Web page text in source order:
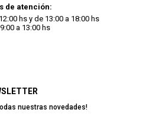
nuestras novedades!
de atención:
hs y de 13:00 a 18:00 hs
a 13:00 hs